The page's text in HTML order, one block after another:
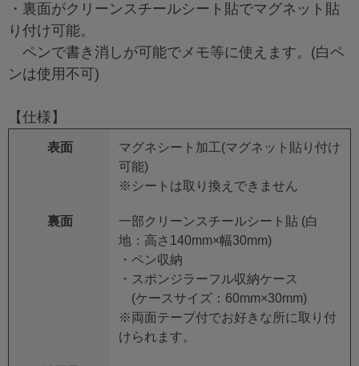
・裏面がクリーンスチールシート貼でマグネット貼
り付け可能。
ペンで書き消しが可能でメモ等に使えます。(白ペ
ンは使用不可)
【仕様】
表面
マグネシート加工(マグネット貼り付け
可能)
※シートは取り換えできません
裏面
一部クリーンスチールシート貼 (白
地：高さ140mm×幅30mm)
・ペン収納
・スポンジラーフル収納ケース
(ケースサイズ：60mm×30mm)
※両面テープ付でお好きな所に取り付
けられます。